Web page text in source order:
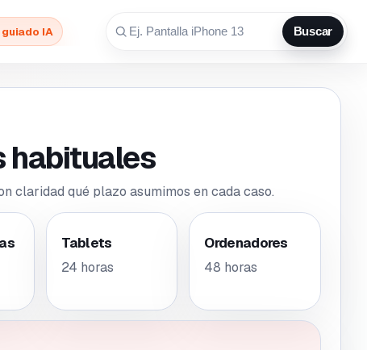
IA Buscar
habituales
claridad qué plazo asumimos en cada caso.
Tablets
24 horas
Ordenadores
48 horas